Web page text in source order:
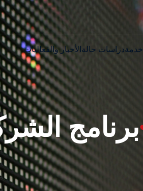
خدمةدراسات حالة الأخبار والفعاليات
برنامج